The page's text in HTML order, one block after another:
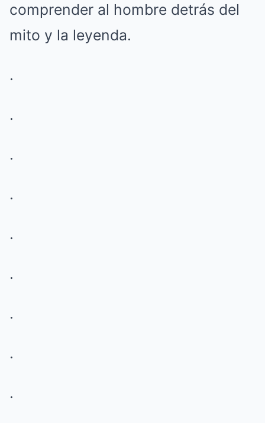
comprender al hombre detrás del
mito y la leyenda.
.
.
.
.
.
.
.
.
.